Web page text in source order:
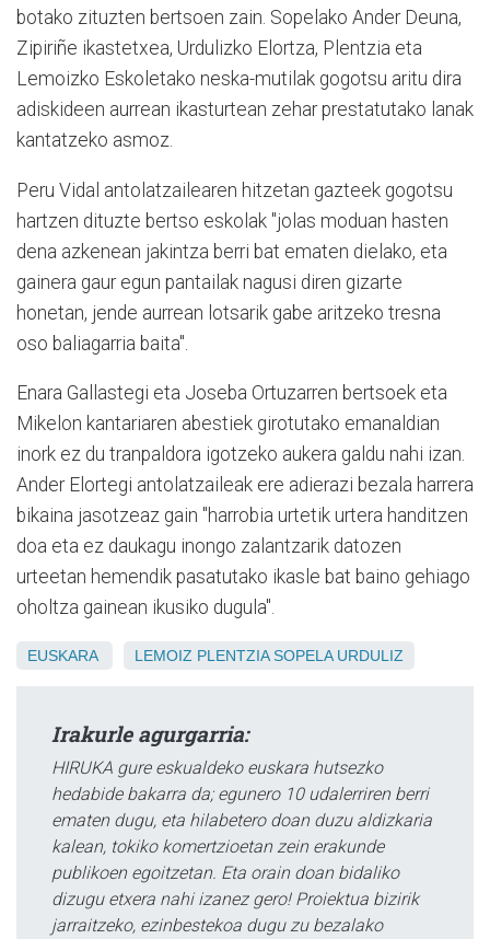
botako zituzten bertsoen zain. Sopelako Ander Deuna,
Zipiriñe ikastetxea, Urdulizko Elortza, Plentzia eta
Lemoizko Eskoletako neska-mutilak gogotsu aritu dira
adiskideen aurrean ikasturtean zehar prestatutako lanak
kantatzeko asmoz.
Peru Vidal antolatzailearen hitzetan gazteek gogotsu
hartzen dituzte bertso eskolak "jolas moduan hasten
dena azkenean jakintza berri bat ematen dielako, eta
gainera gaur egun pantailak nagusi diren gizarte
honetan, jende aurrean lotsarik gabe aritzeko tresna
oso baliagarria baita".
Enara Gallastegi eta Joseba Ortuzarren bertsoek eta
Mikelon kantariaren abestiek girotutako emanaldian
inork ez du tranpaldora igotzeko aukera galdu nahi izan.
Ander Elortegi antolatzaileak ere adierazi bezala harrera
bikaina jasotzeaz gain "harrobia urtetik urtera handitzen
doa eta ez daukagu inongo zalantzarik datozen
urteetan hemendik pasatutako ikasle bat baino gehiago
oholtza gainean ikusiko dugula".
EUSKARA LEMOIZ PLENTZIA SOPELA URDULIZ
Irakurle agurgarria:
HIRUKA gure eskualdeko euskara hutsezko
hedabide bakarra da; egunero 10 udalerriren berri
ematen dugu, eta hilabetero doan duzu aldizkaria
kalean, tokiko komertzioetan zein erakunde
publikoen egoitzetan. Eta orain doan bidaliko
dizugu etxera nahi izanez gero! Proiektua bizirik
jarraitzeko, ezinbestekoa dugu zu bezalako